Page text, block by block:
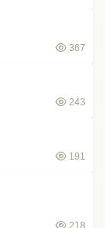
367
243
191
218